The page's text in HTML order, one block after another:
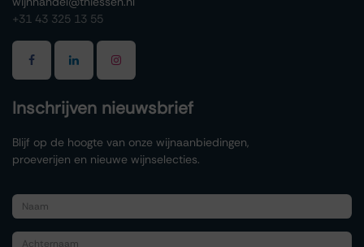
+31 43 325 13 55
Inschrijven nieuwsbrief
Blijf op de hoogte van onze wijnaanbiedingen,
proeverijen en nieuwe wijnselecties.